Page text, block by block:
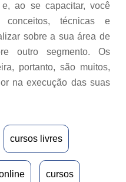
ao se capacitar, você
conceitos, técnicas e
sobre a sua área de
outro segmento. Os
portanto, são muitos,
na execução das suas
cursos livres
cursos